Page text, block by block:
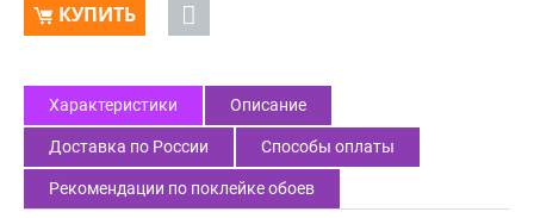
КУПИТЬ
Характеристики Описание
Доставка по России Способы оплаты
Рекомендации по поклейке обоев